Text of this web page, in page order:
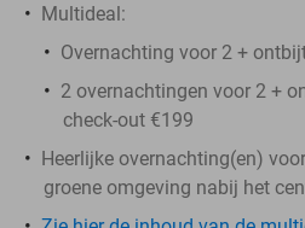
Multideal:
Overnachting voor 2 +
2 overnachtingen voor 2 +
check-out €199
Heerlijke overnachting(en)
groene omgeving nabij het